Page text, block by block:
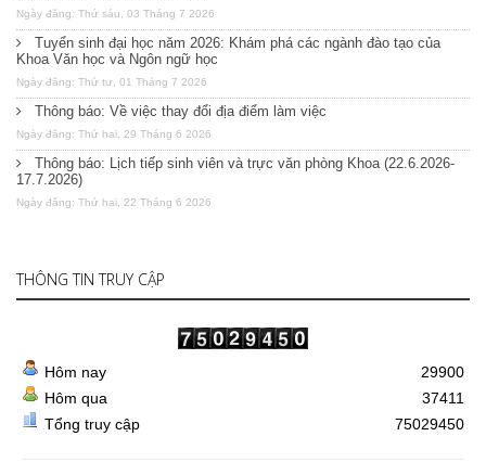
Ngày đăng: Thứ sáu, 03 Tháng 7 2026
Tuyển sinh đại học năm 2026: Khám phá các ngành đào tạo của
Khoa Văn học và Ngôn ngữ học
Ngày đăng: Thứ tư, 01 Tháng 7 2026
Thông báo: Về việc thay đổi địa điểm làm việc
Ngày đăng: Thứ hai, 29 Tháng 6 2026
Thông báo: Lịch tiếp sinh viên và trực văn phòng Khoa (22.6.2026-
17.7.2026)
Ngày đăng: Thứ hai, 22 Tháng 6 2026
THÔNG TIN TRUY CẬP
Hôm nay
Hôm qua
Tổng truy cập
29900
37411
75029450